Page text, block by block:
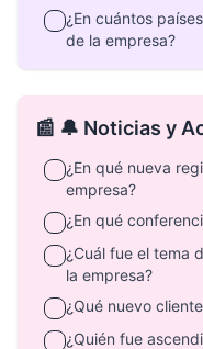
¿En cuántos
de la empresa?
📰 🔔 Noticias y
¿En qué nueva
empresa?
¿En qué
¿Cuál fue el tema
la empresa?
¿Qué nuevo
¿Quién fue